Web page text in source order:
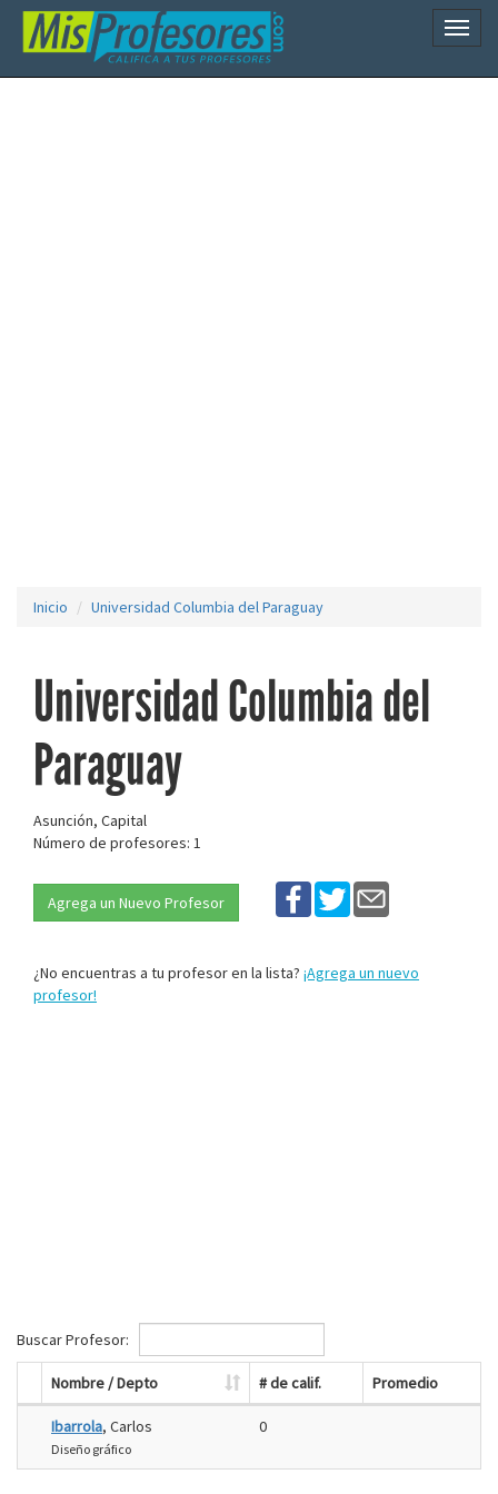
Inicio Universidad Columbia del Paraguay
Universidad Columbia del
Paraguay
Asunción, Capital
Número de profesores: 1
Agrega un Nuevo Profesor
¿No encuentras a tu profesor en la lista? ¡Agrega un nuevo
profesor!
Buscar Profesor:
Nombre / Depto # de calif. Promedio
Ibarrola, Carlos
Diseño gráfico
0